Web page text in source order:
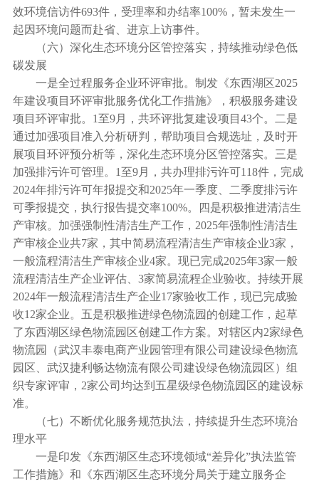
效环境信访件693件，受理率和办结率100%，暂未发生一
起因环境问题而赴省、进京上访事件。
（六）深化生态环境分区管控落实，持续推动绿色低
碳发展
一是全过程服务企业环评审批。制发《东西湖区2025
年建设项目环评审批服务优化工作措施》，积极服务建设
项目环评审批。1至9月，共环评批复建设项目43个。二是
通过加强项目准入分析研判，帮助项目合规选址，及时开
展项目环评预分析等，深化生态环境分区管控落实。三是
加强排污许可管理。1至9月，共办理排污许可118件，完成
2024年排污许可年报提交和2025年一季度、二季度排污许
可季报提交，执行报告提交率100%。四是积极推进清洁生
产审核。加强强制性清洁生产工作，2025年强制性清洁生
产审核企业共7家，其中简易流程清洁生产审核企业3家，
一般流程清洁生产审核企业4家。现已完成2025年3家一般
流程清洁生产企业评估、3家简易流程企业验收。持续开展
2024年一般流程清洁生产企业17家验收工作，现已完成验
收12家企业。五是积极推进绿色物流园的创建工作，起草
了东西湖区绿色物流园区创建工作方案。对辖区内2家绿色
物流园（武汉丰泰电商产业园管理有限公司建设绿色物流
园区、武汉捷利畅达物流有限公司建设绿色物流园区）组
织专家评审，2家公司均达到五星级绿色物流园区的建设标
准。
（七）不断优化服务规范执法，持续提升生态环境治
理水平
一是印发《东西湖区生态环境领域“差异化”执法监管
工作措施》和《东西湖区生态环境分局关于建立服务企